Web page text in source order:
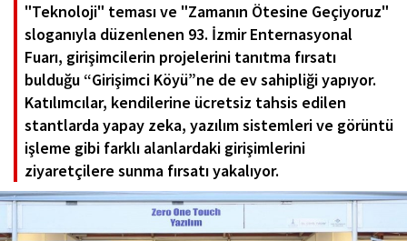
"Teknoloji" teması ve "Zamanın Ötesine Geçiyoruz"
sloganıyla düzenlenen 93. İzmir Enternasyonal
Fuarı, girişimcilerin projelerini tanıtma fırsatı
bulduğu “Girişimci Köyü”ne de ev sahipliği yapıyor.
Katılımcılar, kendilerine ücretsiz tahsis edilen
stantlarda yapay zeka, yazılım sistemleri ve görüntü
işleme gibi farklı alanlardaki girişimlerini
ziyaretçilere sunma fırsatı yakalıyor.